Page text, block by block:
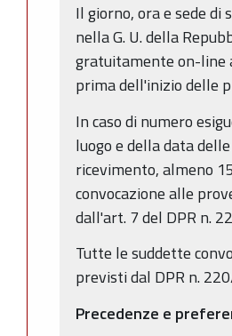
Il giorno, ora e sede
nella G. U. della
gratuitamente on-line
prima dell'inizio delle
In caso di numero
luogo e della data
ricevimento, almeno
convocazione alle
dall'art. 7 del DPR n.
Tutte le suddette
previsti dal DPR n.
Precedenze e